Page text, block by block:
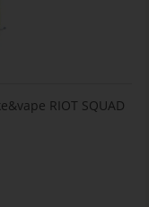
RIOT SQUAD